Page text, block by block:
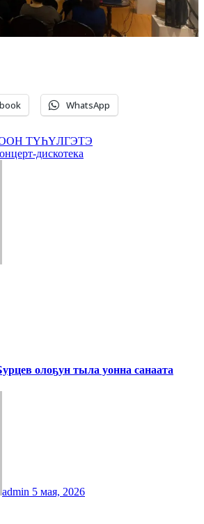
WhatsApp
ТҮҺҮЛГЭТЭ
дискотека
олоҕун тыла уонна санаата
admin 5 мая, 2026